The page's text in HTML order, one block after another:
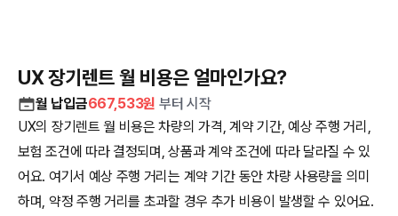
UX 장기렌트 월 비용은 얼마인가요?
월 납입금667,533원 부터 시작
UX의 장기렌트 월 비용은 차량의 가격, 계약 기간, 예상 주행 거리,
보험 조건에 따라 결정되며, 상품과 계약 조건에 따라 달라질 수 있
어요. 여기서 예상 주행 거리는 계약 기간 동안 차량 사용량을 의미
하며, 약정 주행 거리를 초과할 경우 추가 비용이 발생할 수 있어요.